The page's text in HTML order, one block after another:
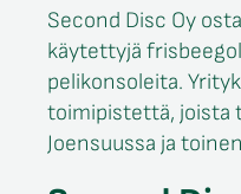
Second Disc Oy
käytettyjä
pelikonsoleita.
toimipistettä, joista
Joensuussa ja